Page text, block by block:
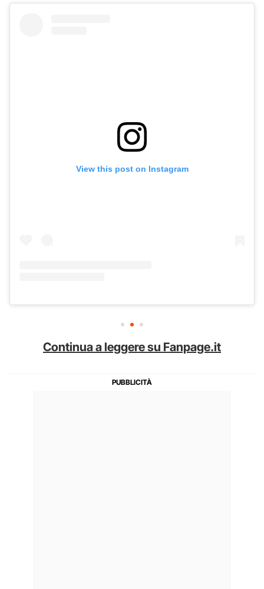
View this post on Instagram
Continua a leggere su Fanpage.it